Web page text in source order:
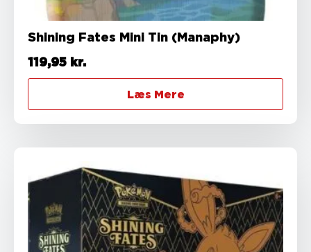
Shining Fates Mini Tin (Manaphy)
119,95 kr.
Læs Mere